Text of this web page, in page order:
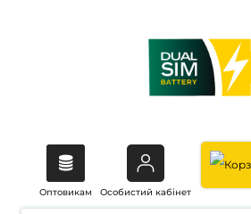
Оптовикам Особистий кабінет